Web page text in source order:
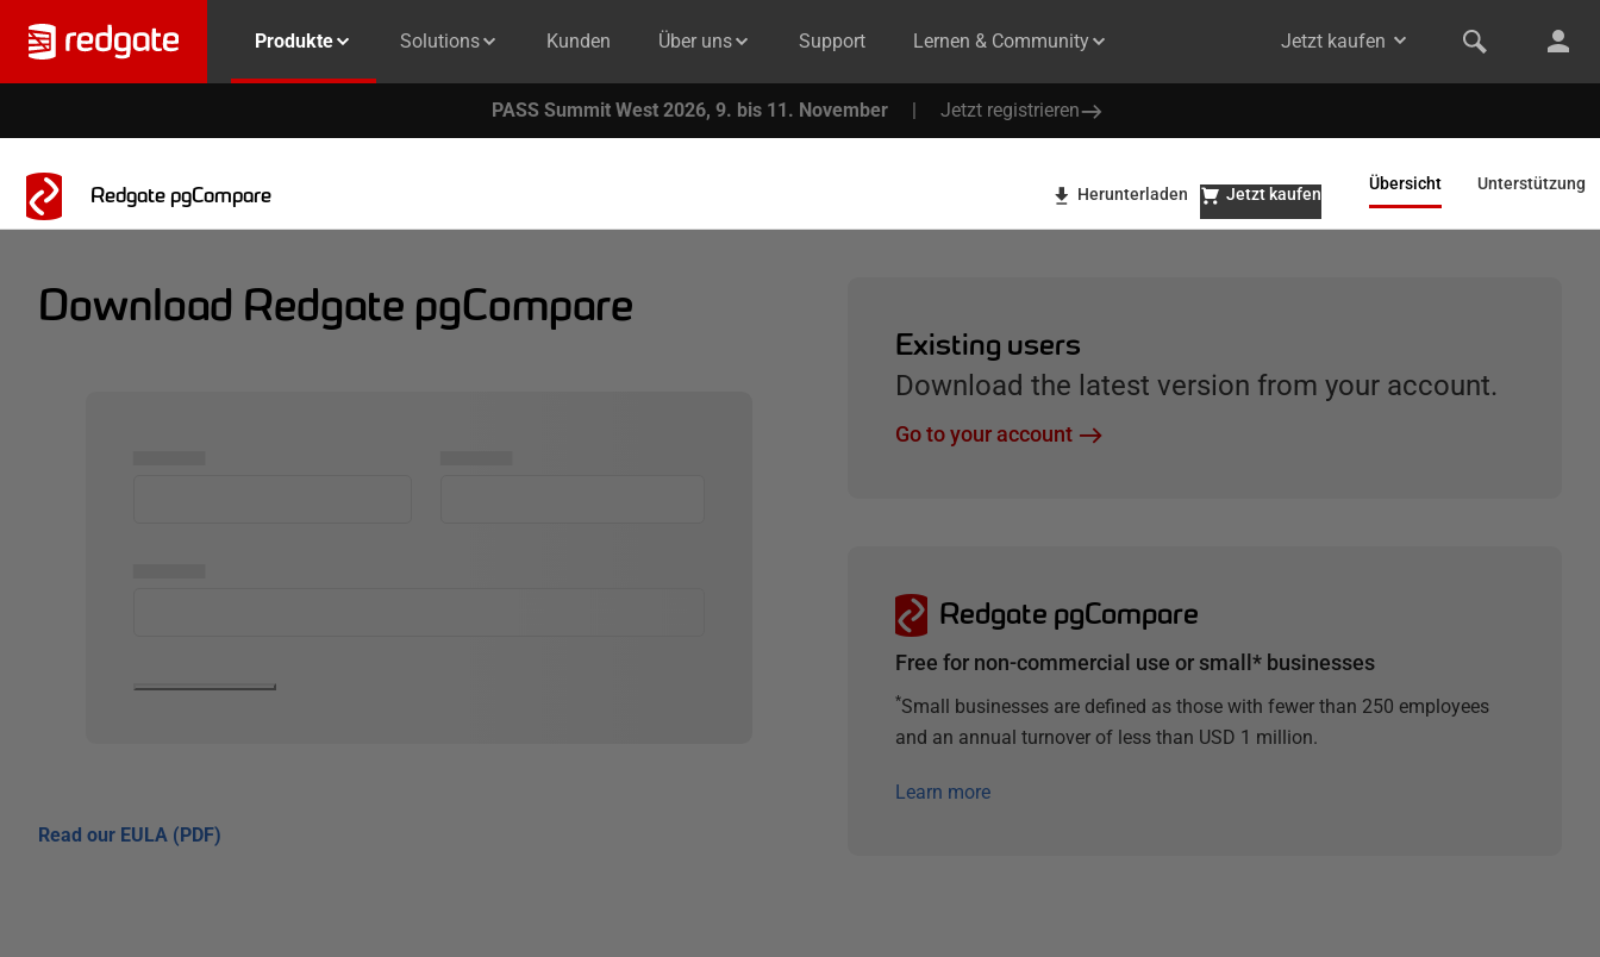
Produkte Solutions Kunden Über uns Support Lernen & Community Jetzt kaufen
PASS Summit West 2026, 9. bis 11. November | Jetzt registrieren
Redgate pgCompare Übersicht Unterstützung
Herunterladen Jetzt kaufen
Download Redgate pgCompare
Read our EULA (PDF)
Existing users
Download the latest version from your account.
Go to your account
Redgate pgCompare
Free for non-commercial use or small* businesses
*Small businesses are defined as those with fewer than 250 employees
and an annual turnover of less than USD 1 million.
Learn more